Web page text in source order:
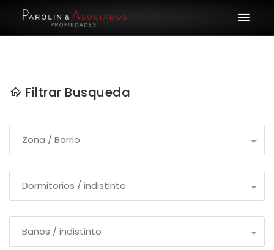
Filtrar Busqueda
Zona / Barrio
Dormitorios / indistinto
Baños / indistinto